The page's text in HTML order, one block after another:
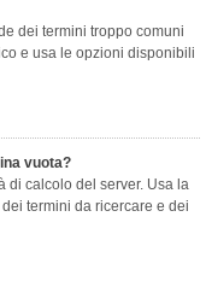
dei termini troppo comuni
e usa le opzioni disponibili
vuota?
di calcolo del server. Usa la
termini da ricercare e dei